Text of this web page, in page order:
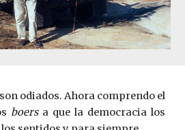
odiados. Ahora comprendo el
boersa que la democracia los